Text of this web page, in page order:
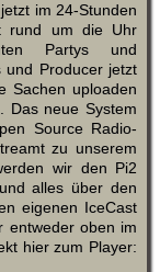
im 24-Stunden
rund um die Uhr
Partys und
und Producer jetzt
Sachen uploaden
Das neue System
Source Radio-
zu unserem
wir den Pi2
alles über den
eigenen IceCast
entweder oben im
hier zum Player: